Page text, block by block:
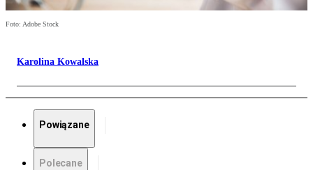
Foto: Adobe Stock
Karolina Kowalska
Powiązane
Polecane